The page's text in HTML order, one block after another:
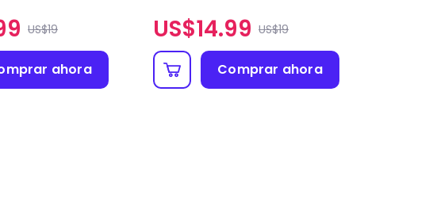
US$19
ahora
US$14.99 US$19
Comprar ahora